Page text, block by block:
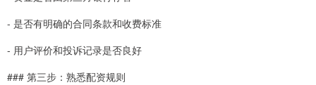
- 是否有明确的合同条款和收费标准
- 用户评价和投诉记录是否良好
### 第三步：熟悉配资规则